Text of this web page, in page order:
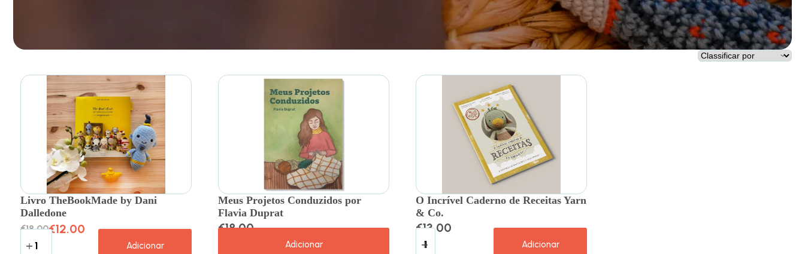
Livro TheBookMade by Dani
Dalledone
€18.00€12.00
Adicionar
Meus Projetos Conduzidos por
Flavia Duprat
€18.00
Adicionar
O Incrível Caderno de Receitas Yarn
& Co.
€13.00
Adicionar